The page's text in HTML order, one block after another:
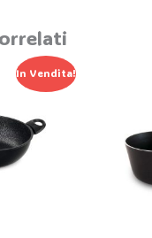
In Vendita!
€.
Il
Prezzo
46,90 €.